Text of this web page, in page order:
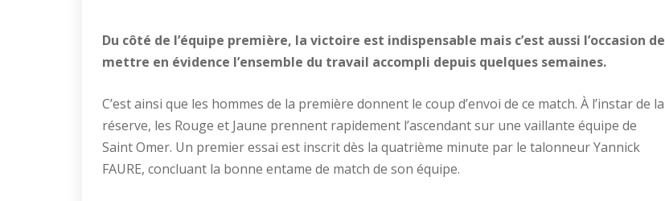
Du côté de l’équipe première, la victoire est indispensable mais c’est aussi l’occasion de
mettre en évidence l’ensemble du travail accompli depuis quelques semaines.
C’est ainsi que les hommes de la première donnent le coup d’envoi de ce match. À l’instar de la
réserve, les Rouge et Jaune prennent rapidement l’ascendant sur une vaillante équipe de
Saint Omer. Un premier essai est inscrit dès la quatrième minute par le talonneur Yannick
FAURE, concluant la bonne entame de match de son équipe.